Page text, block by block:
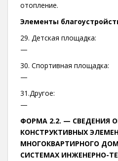
отопление.
Элементы
29. Детская площадка:
—
30. Спортивная площадка:
—
31.Другое:
—
ФОРМА 2.2. — СВЕДЕНИЯ
КОНСТРУКТИВНЫХ
МНОГОКВАРТИРНОГО
СИСТЕМАХ ИНЖЕНЕРНО-